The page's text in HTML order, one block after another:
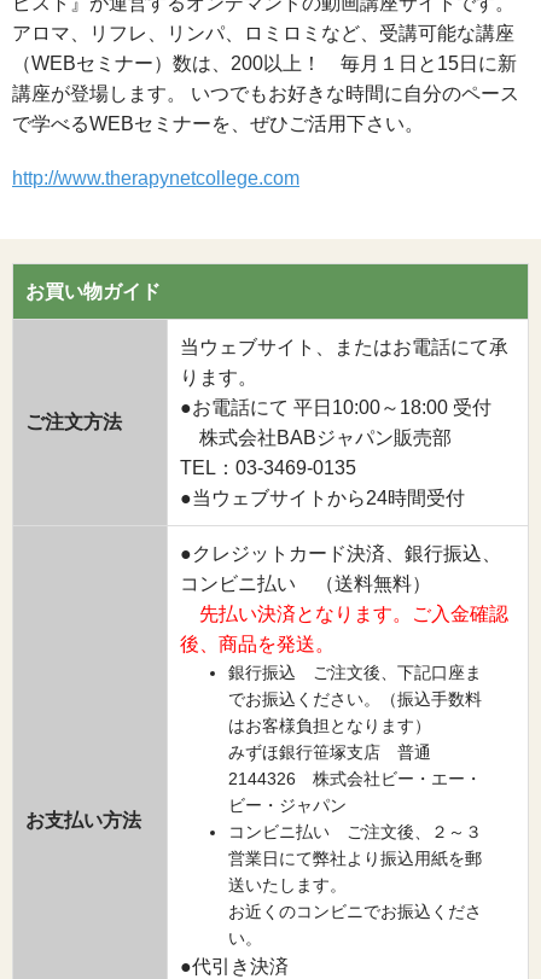
アロマ、リフレ、リンパ、ロミロミなど、受講可能な講座
（WEBセミナー）数は、200以上！ 毎月１日と15日に新
講座が登場します。 いつでもお好きな時間に自分のペース
で学べるWEBセミナーを、ぜひご活用下さい。
http://www.therapynetcollege.com
お買い物ガイド
ご注文方法
当ウェブサイト、またはお電話にて承
ります。
●お電話にて 平日10:00～18:00 受付
株式会社BABジャパン販売部
TEL：03-3469-0135
●当ウェブサイトから24時間受付
お支払い方法
●クレジットカード決済、銀行振込、
コンビニ払い （送料無料）
先払い決済となります。ご入金確認
後、商品を発送。
銀行振込 ご注文後、下記口座ま
でお振込ください。（振込手数料
はお客様負担となります）
みずほ銀行笹塚支店 普通
2144326 株式会社ビー・エー・
ビー・ジャパン
コンビニ払い ご注文後、２～３
営業日にて弊社より振込用紙を郵
送いたします。
お近くのコンビニでお振込くださ
い。
●代引き決済